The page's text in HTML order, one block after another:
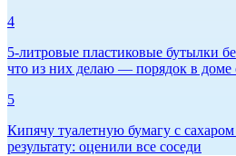
4
5-литровые пластиковые бутылки
что из них делаю — порядок в доме
5
Кипячу туалетную бумагу с
результату: оценили все соседи